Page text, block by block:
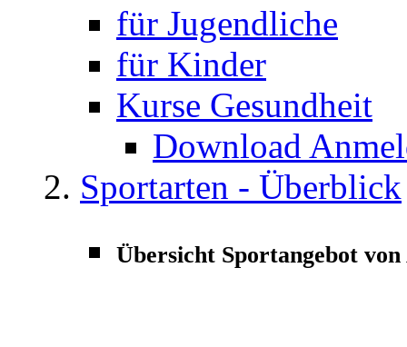
für Jugendliche
für Kinder
Kurse Gesundheit
Download
Sportarten - Überblick
Übersicht Sportangebot